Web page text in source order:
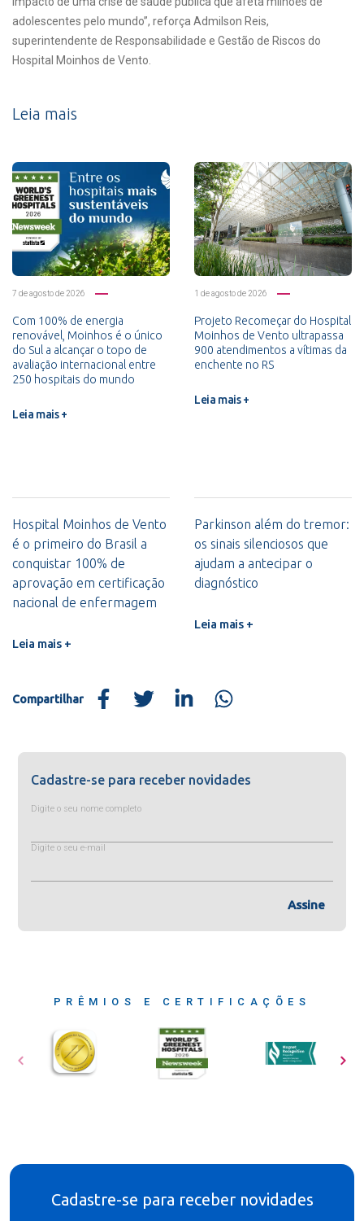
adolescentes pelo mundo”, reforça Admilson Reis,
superintendente de Responsabilidade e Gestão de Riscos do
Hospital Moinhos de Vento.
Leia mais
7 de agosto de 2026
Com 100% de energia
renovável, Moinhos é o único
do Sul a alcançar o topo de
avaliação internacional entre
250 hospitais do mundo
Leia mais +
1 de agosto de 2026
Projeto Recomeçar do Hospital
Moinhos de Vento ultrapassa
900 atendimentos a vítimas da
enchente no RS
Leia mais +
Hospital Moinhos de Vento
é o primeiro do Brasil a
conquistar 100% de
aprovação em certificação
nacional de enfermagem
Leia mais +
Parkinson além do tremor:
os sinais silenciosos que
ajudam a antecipar o
diagnóstico
Leia mais +
Compartilhar
Cadastre-se para receber novidades
Digite o seu nome completo
Digite o seu e-mail
Assine
PRÊMIOS E CERTIFICAÇÕES
Cadastre-se para receber novidades